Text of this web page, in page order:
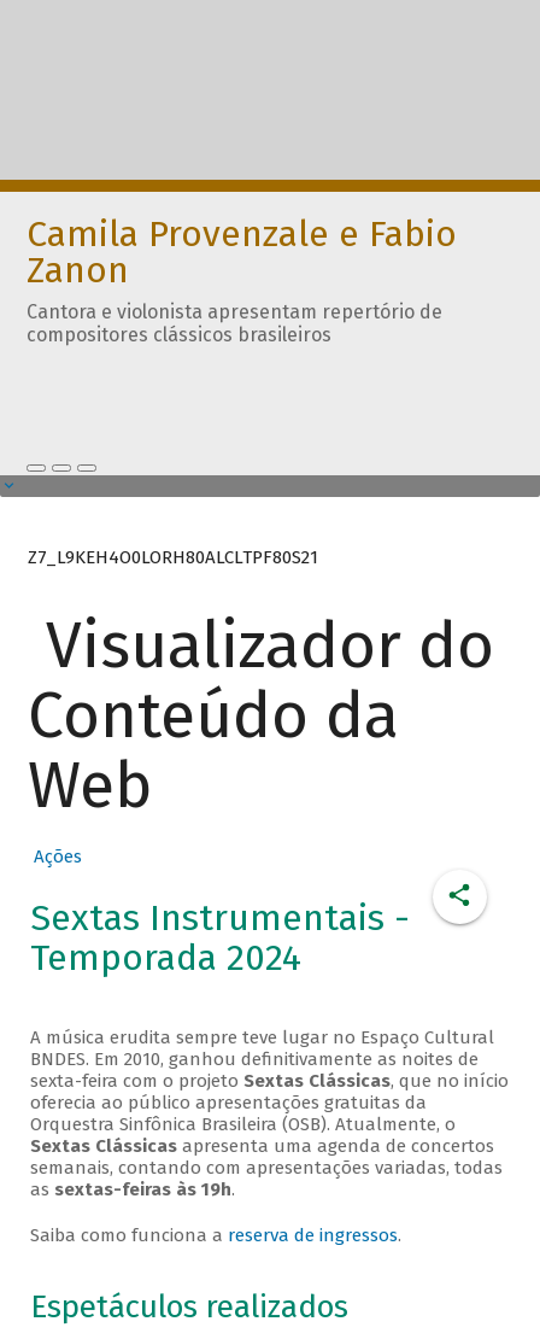
Camila Provenzale e Fabio
Zanon
Cantora e violonista apresentam repertório de
compositores clássicos brasileiros
Z7_L9KEH4O0LORH80ALCLTPF80S21
Visualizador do
Conteúdo da
Web
Ações
Sextas Instrumentais -
Temporada 2024
A música erudita sempre teve lugar no Espaço Cultural
BNDES. Em 2010, ganhou definitivamente as noites de
sexta-feira com o projeto Sextas Clássicas, que no início
oferecia ao público apresentações gratuitas da
Orquestra Sinfônica Brasileira (OSB). Atualmente, o
Sextas Clássicasapresenta uma agenda de concertos
semanais, contando com apresentações variadas, todas
as sextas-feiras às 19h.
Saiba como funciona a reserva de ingressos.
Espetáculos realizados